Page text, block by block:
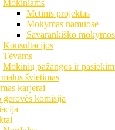
Mokiniams
Metinis projektas
Mokymas namuose
Savarankiško
Konsultacijos
Tėvams
Mokinių pažangos ir
švietimas
karjerai
gerovės komisija